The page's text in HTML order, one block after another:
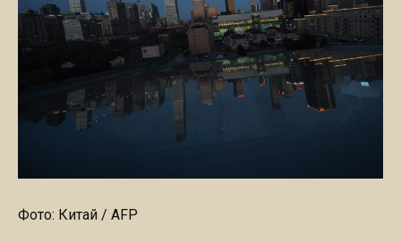
Фото: Китай / AFP